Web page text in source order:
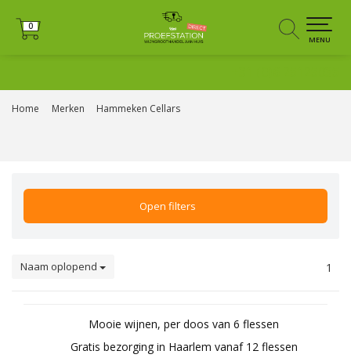
0
0
MENU
Home Merken Hammeken Cellars
Open filters
Naam oplopend 1
Mooie wijnen, per doos van 6 flessen
Gratis bezorging in Haarlem vanaf 12 flessen